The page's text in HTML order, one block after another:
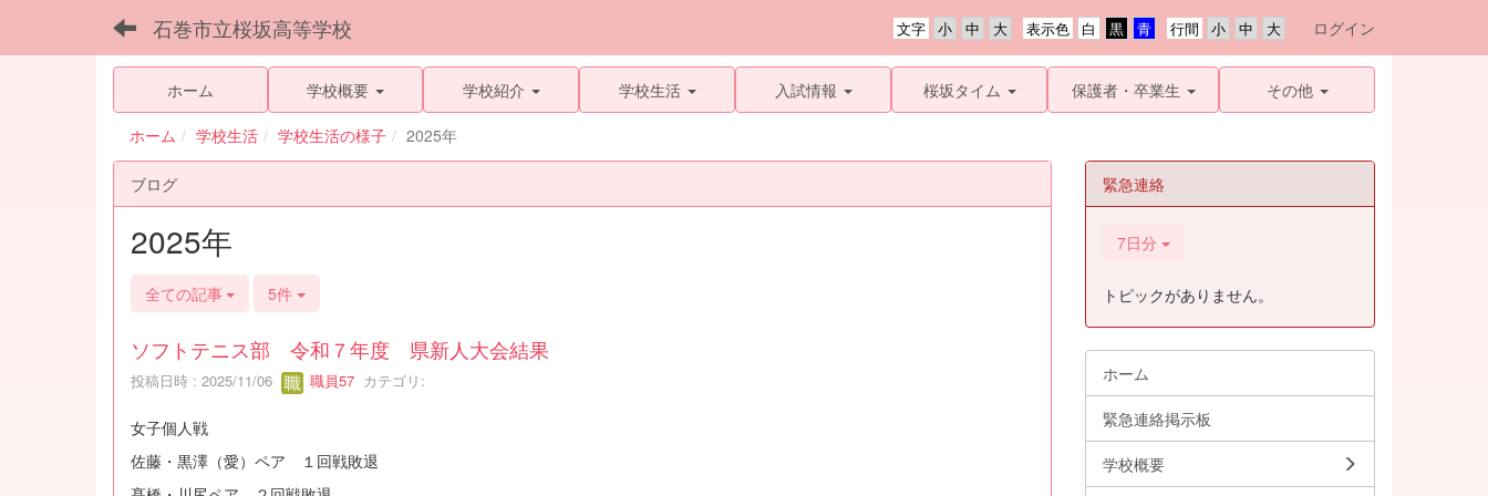
石巻市立桜坂高等学校 行間
表示色
文字 ログイン
ホーム 学校概要 学校紹介 学校生活 入試情報 桜坂タイム 保護者・卒業生 その他
ホーム 学校生活 学校生活の様子 2025年
ブログ
2025年
全ての記事 5件
ソフトテニス部 令和７年度 県新人大会結果
投稿日時 : 2025/11/06 職員57 カテゴリ:
女子個人戦
佐藤・黒澤（愛）ペア １回戦敗退
緊急連絡
7日分
トピックがありません。
ホーム
緊急連絡掲示板
学校概要